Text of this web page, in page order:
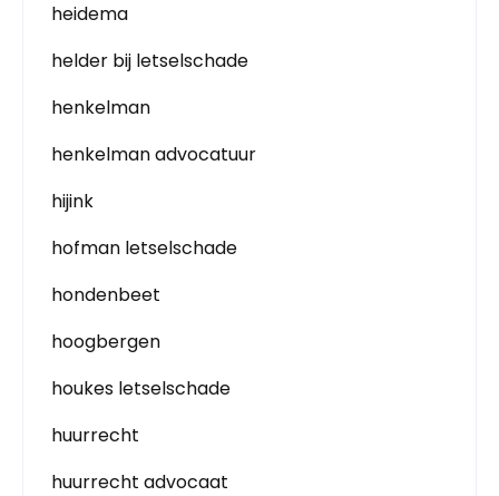
heidema
helder bij letselschade
henkelman
henkelman advocatuur
hijink
hofman letselschade
hondenbeet
hoogbergen
houkes letselschade
huurrecht
huurrecht advocaat